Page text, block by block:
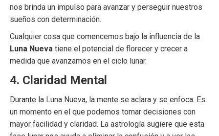
nos brinda un impulso para avanzar y perseguir nuestros
sueños con determinación.
Cualquier cosa que comencemos bajo la influencia de la
Luna Nueva tiene el potencial de florecer y crecer a
medida que avanzamos en el ciclo lunar.
4. Claridad Mental
Durante la Luna Nueva, la mente se aclara y se enfoca. Es
un momento en el que podemos tomar decisiones con
mayor facilidad y claridad. La astrología sugiere que esta